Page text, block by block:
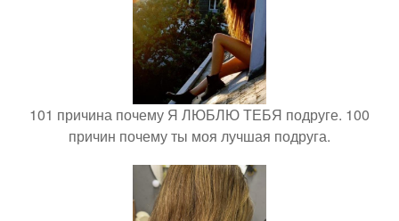
101 причина почему Я ЛЮБЛЮ ТЕБЯ подруге. 100
причин почему ты моя лучшая подруга.